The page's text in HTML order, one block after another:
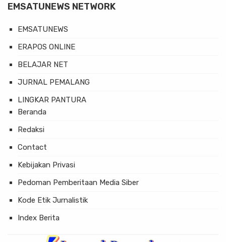
EMSATUNEWS NETWORK
EMSATUNEWS
ERAPOS ONLINE
BELAJAR NET
JURNAL PEMALANG
LINGKAR PANTURA
Beranda
Redaksi
Contact
Kebijakan Privasi
Pedoman Pemberitaan Media Siber
Kode Etik Jurnalistik
Index Berita